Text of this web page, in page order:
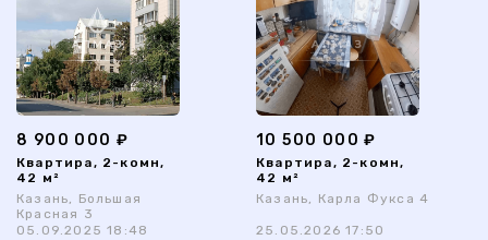
8 900 000 ₽
Квартира, 2-комн,
42 м²
Казань, Большая
Красная 3
05.09.2025 18:48
10 500 000 ₽
Квартира, 2-комн,
42 м²
Казань, Карла Фукса 4
25.05.2026 17:50